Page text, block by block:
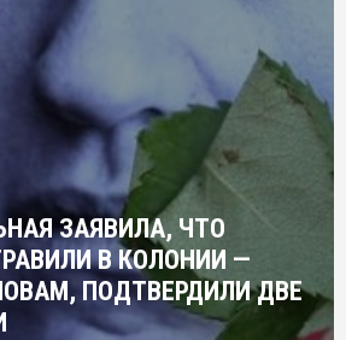
ЗАЯВИЛА, ЧТО
В КОЛОНИИ —
ПОДТВЕРДИЛИ ДВЕ